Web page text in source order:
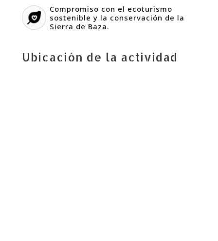
Compromiso con el ecoturismo
sostenible y la conservación de la
Sierra de Baza.
Ubicación de la actividad